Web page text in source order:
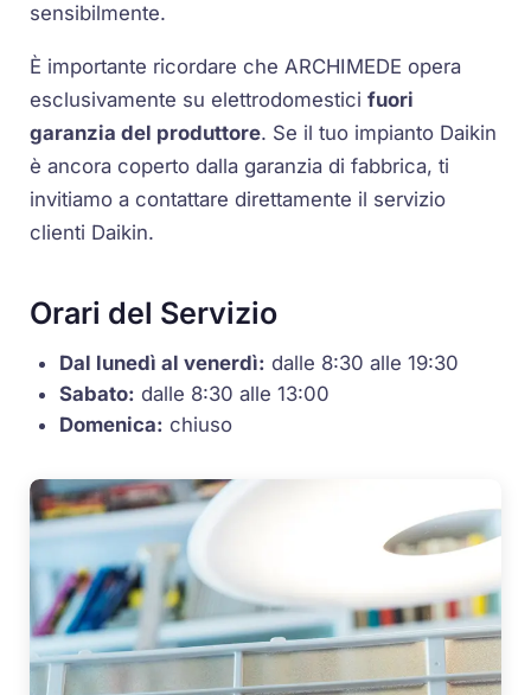
sensibilmente.
È importante ricordare che ARCHIMEDE opera
esclusivamente su elettrodomesticifuori
garanzia del produttore. Se il tuo impianto Daikin
è ancora coperto dalla garanzia di fabbrica, ti
invitiamo a contattare direttamente il servizio
clienti Daikin.
Orari del Servizio
Dal lunedì al venerdì: dalle 8:30 alle 19:30
Sabato: dalle 8:30 alle 13:00
Domenica: chiuso